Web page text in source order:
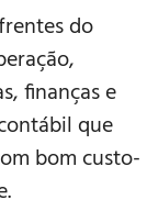
do
finanças e
que
bom custo-